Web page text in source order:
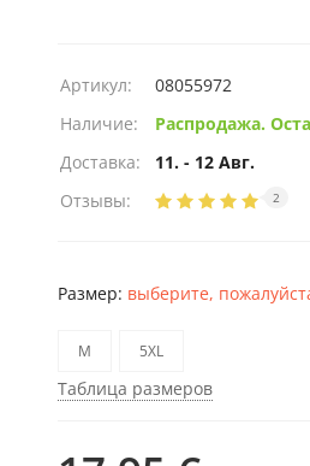
Артикул:
08055972
Наличие:
Распродажа.
Доставка:
11. - 12 Авг.
Отзывы:
2
Размер: выберите,
M 5XL
Таблица размеров